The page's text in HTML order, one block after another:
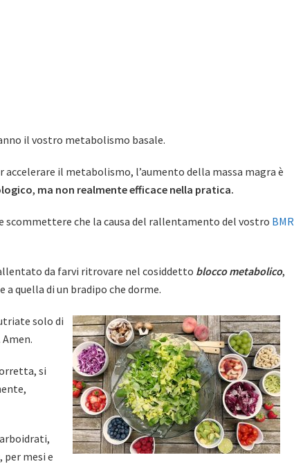
il vostro metabolismo basale.
accelerare il metabolismo, l’aumento della massa magra è
, ma non realmente efficace nella pratica.
scommettere che la causa del rallentamento del vostro BMR
da farvi ritrovare nel cosiddetto blocco metabolico,
quella di un bradipo che dorme.
solo di
Amen.
si
mesi e